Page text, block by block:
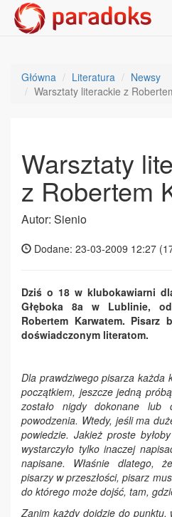
Główna Literatura
Newsy
Warsztaty literackie z
Warsztaty
z Robertem
Autor: Sienio
Dodane: 23-03-2009 12:27 (
Dziś o 18 w klubokawiarni
Głęboka 8a w Lublinie,
Robertem Karwatem. Pisarz
doświadczonym literatom.
Dla prawdziwego pisarza każda
początkiem, jeszcze jedną
zostało nigdy dokonane lub
powodzenia. Wtedy, jeśli ma
powiedzie. Jakież proste
wystarczyło tylko inaczej
napisane. Właśnie dlatego,
pisarzy w przeszłości, pisarz
do którego może dojść, tam,
Zanim każdy dojdzie do